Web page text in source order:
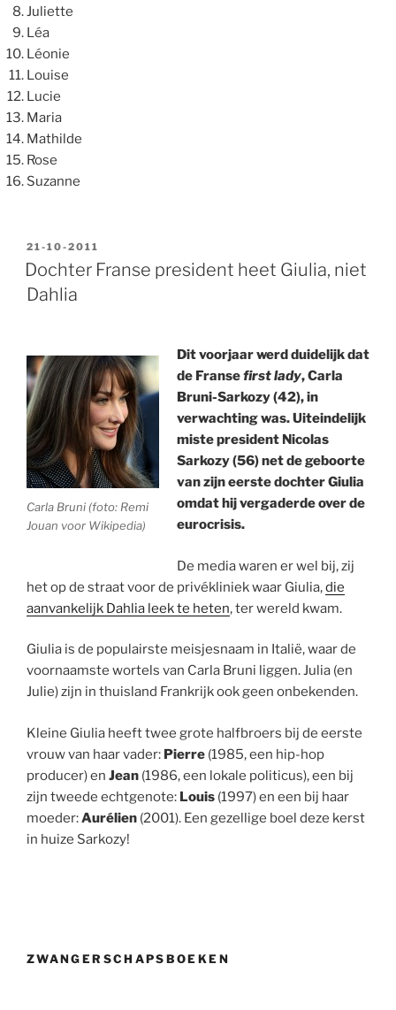
Juliette
Léa
Léonie
Louise
Lucie
Maria
Mathilde
Rose
Suzanne
GEPLAATST
OP
21-10-2011
Dochter Franse president heet Giulia, niet
Dahlia
Carla Bruni (foto: Remi
Jouan voor Wikipedia)
Dit voorjaar werd duidelijk dat
de Fransefirst lady, Carla
Bruni-Sarkozy (42), in
verwachting was. Uiteindelijk
miste president Nicolas
Sarkozy (56) net de geboorte
van zijn eerste dochter Giulia
omdat hij vergaderde over de
eurocrisis.
De media waren er wel bij, zij
het op de straat voor de privékliniek waar Giulia,die
aanvankelijk Dahlia leek te heten, ter wereld kwam.
Giulia is de populairste meisjesnaam in Italië, waar de
voornaamste wortels van Carla Bruni liggen. Julia (en
Julie) zijn in thuisland Frankrijk ook geen onbekenden.
Kleine Giulia heeft twee grote halfbroers bij de eerste
vrouw van haar vader: Pierre (1985, een hip-hop
producer) en Jean (1986, een lokale politicus), een bij
zijn tweede echtgenote: Louis (1997) en een bij haar
moeder:Aurélien (2001). Een gezellige boel deze kerst
in huize Sarkozy!
ZWANGERSCHAPSBOEKEN